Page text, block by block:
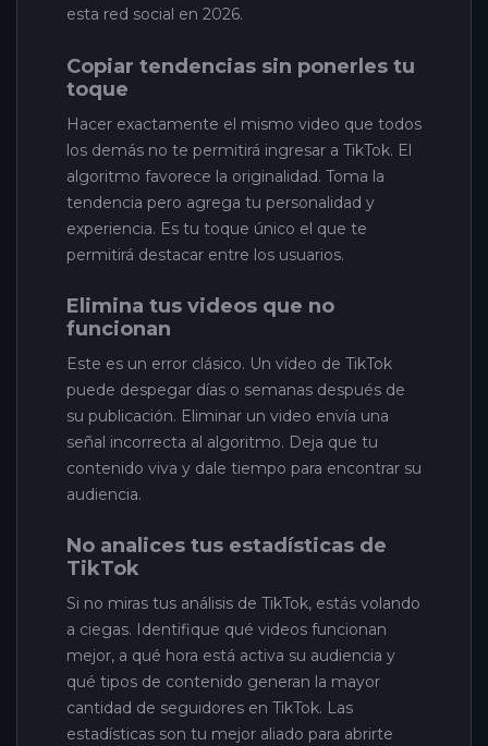
esta red social en 2026.
Copiar tendencias sin ponerles tu
toque
Hacer exactamente el mismo video que todos
los demás no te permitirá ingresar a TikTok. El
algoritmo favorece la originalidad. Toma la
tendencia pero agrega tu personalidad y
experiencia. Es tu toque único el que te
permitirá destacar entre los usuarios.
Elimina tus videos que no
funcionan
Este es un error clásico. Un vídeo de TikTok
puede despegar días o semanas después de
su publicación. Eliminar un video envía una
señal incorrecta al algoritmo. Deja que tu
contenido viva y dale tiempo para encontrar su
audiencia.
No analices tus estadísticas de
TikTok
Si no miras tus análisis de TikTok, estás volando
a ciegas. Identifique qué videos funcionan
mejor, a qué hora está activa su audiencia y
qué tipos de contenido generan la mayor
cantidad de seguidores en TikTok. Las
estadísticas son tu mejor aliado para abrirte